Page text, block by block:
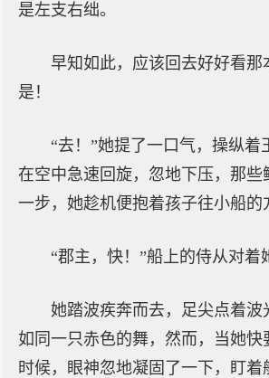
是左支右绌。
早知如此，应该回去好好看那
是！
“去！”她提了一口气，操纵着
在空中急速回旋，忽地下压，那些
一步，她趁机便抱着孩子往小船的
“郡主，快！”船上的侍从对着
她踏波疾奔而去，足尖点着波
如同一只赤色的舞，然而，当她快
时候，眼神忽地凝固了一下，盯着